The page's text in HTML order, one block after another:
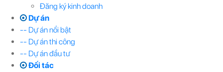
Đăng ký kinh doanh
Dự án
-- Dự án nổi bật
-- Dự án thi công
-- Dự án đầu tư
Đối tác